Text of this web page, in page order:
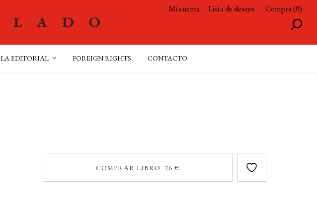
Mi cuenta Lista de deseos Compra (0)
LA EDITORIAL FOREIGN RIGHTS CONTACTO
COMPRAR LIBRO 26 €